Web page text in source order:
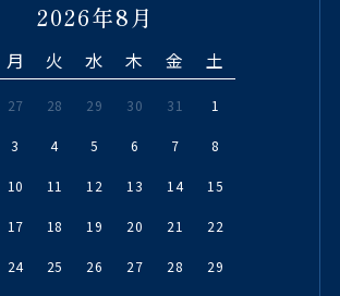
2026年8月
月 火 水 木 金 土
27 28 29 30 31 1
3 4 5 6 7 8
10 11 12 13 14 15
17 18 19 20 21 22
24 25 26 27 28 29